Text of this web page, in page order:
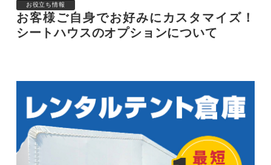
お役立ち情報
お客様ご自身でお好みにカスタマイズ！
シートハウスのオプションについて